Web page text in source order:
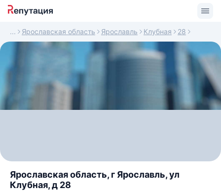
Ярославская область Ярославль Клубная 28
Ярославская область, г Ярославль, ул
Клубная, д 28